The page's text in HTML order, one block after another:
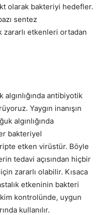
olarak bakteriyi hedefler.
sentez
zararlı etkenleri ortadan
antibiyotik
Yaygın inanışın
algınlığında
bakteriyel
etken virüstür. Böyle
tedavi açısından hiçbir
için zararlı olabilir. Kısaca
etkeninin bakteri
kontrolünde, uygun
kullanılır.